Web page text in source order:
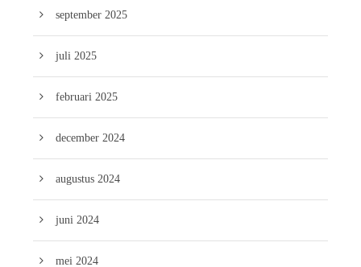
september 2025
juli 2025
februari 2025
december 2024
augustus 2024
juni 2024
mei 2024